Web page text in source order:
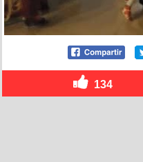
134